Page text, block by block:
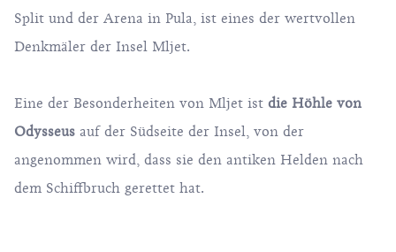
Split und der Arena in Pula, ist eines der wertvollen
Denkmäler der Insel Mljet.
Eine der Besonderheiten von Mljet ist die Höhle von
Odysseus auf der Südseite der Insel, von der
angenommen wird, dass sie den antiken Helden nach
dem Schiffbruch gerettet hat.